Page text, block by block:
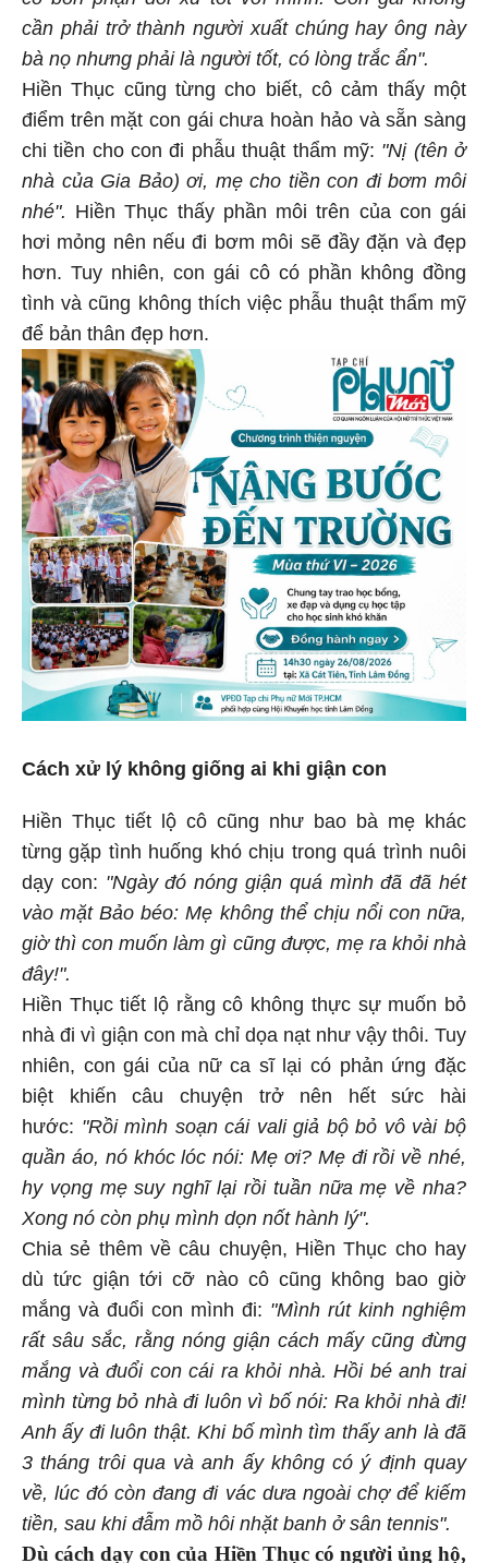
cần phải trở thành người xuất chúng hay ông này
bà nọ nhưng phải là người tốt, có lòng trắc ẩn".
Hiền Thục cũng từng cho biết, cô cảm thấy một
điểm trên mặt con gái chưa hoàn hảo và sẵn sàng
chi tiền cho con đi phẫu thuật thẩm mỹ: "Nị (tên ở
nhà của Gia Bảo) ơi, mẹ cho tiền con đi bơm môi
nhé".
Hiền Thục thấy phần môi trên của con gái
hơi mỏng nên nếu đi bơm môi sẽ đầy đặn và đẹp
hơn. Tuy nhiên, con gái cô có phần không đồng
tình và cũng không thích việc phẫu thuật thẩm mỹ
để bản thân đẹp hơn.
Cách xử lý không giống ai khi giận con
Hiền Thục tiết lộ cô cũng như bao bà mẹ khác
từng gặp tình huống khó chịu trong quá trình nuôi
dạy con: "Ngày đó nóng giận quá mình đã đã hét
vào mặt Bảo béo: Mẹ không thể chịu nổi con nữa,
giờ thì con muốn làm gì cũng được, mẹ ra khỏi nhà
đây!".
Hiền Thục tiết lộ rằng cô không thực sự muốn bỏ
nhà đi vì giận con mà chỉ dọa nạt như vậy thôi. Tuy
nhiên, con gái của nữ ca sĩ lại có phản ứng đặc
biệt khiến câu chuyện trở nên hết sức hài
hước: "Rồi mình soạn cái vali giả bộ bỏ vô vài bộ
quần áo, nó khóc lóc nói: Mẹ ơi? Mẹ đi rồi về nhé,
hy vọng mẹ suy nghĩ lại rồi tuần nữa mẹ về nha?
Xong nó còn phụ mình dọn nốt hành lý".
Chia sẻ thêm về câu chuyện, Hiền Thục cho hay
dù tức giận tới cỡ nào cô cũng không bao giờ
mắng và đuổi con mình đi: "Mình rút kinh nghiệm
rất sâu sắc, rằng nóng giận cách mấy cũng đừng
mắng và đuổi con cái ra khỏi nhà. Hồi bé anh trai
mình từng bỏ nhà đi luôn vì bố nói: Ra khỏi nhà đi!
Anh ấy đi luôn thật. Khi bố mình tìm thấy anh là đã
3 tháng trôi qua và anh ấy không có ý định quay
về, lúc đó còn đang đi vác dưa ngoài chợ để kiếm
tiền, sau khi đẫm mồ hôi nhặt banh ở sân tennis".
Dù cách dạy con của Hiền Thục có người ủng hộ,